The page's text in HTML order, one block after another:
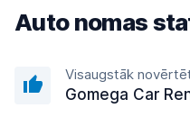
Auto nomas
Visaugstāk
Gomega Car